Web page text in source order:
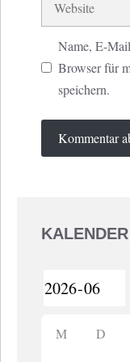
Name, E-
Browser für
speichern.
KALENDER
M D